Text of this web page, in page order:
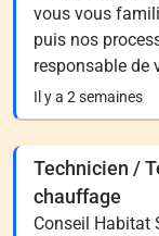
vous vous
puis nos
responsable de
Il y a 2 semaines
Technicien /
chauffage
Conseil Habitat